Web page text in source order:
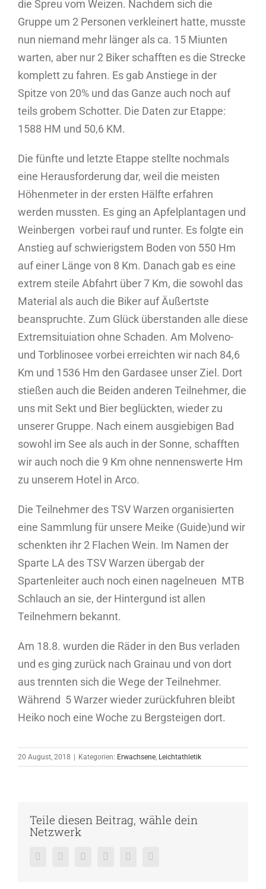
die Spreu vom Weizen. Nachdem sich die
Gruppe um 2 Personen verkleinert hatte, musste
nun niemand mehr länger als ca. 15 Miunten
warten, aber nur 2 Biker schafften es die Strecke
komplett zu fahren. Es gab Anstiege in der
Spitze von 20% und das Ganze auch noch auf
teils grobem Schotter. Die Daten zur Etappe:
1588 HM und 50,6 KM.
Die fünfte und letzte Etappe stellte nochmals
eine Herausforderung dar, weil die meisten
Höhenmeter in der ersten Hälfte erfahren
werden mussten. Es ging an Apfelplantagen und
Weinbergen vorbei rauf und runter. Es folgte ein
Anstieg auf schwierigstem Boden von 550 Hm
auf einer Länge von 8 Km. Danach gab es eine
extrem steile Abfahrt über 7 Km, die sowohl das
Material als auch die Biker auf Äußertste
beanspruchte. Zum Glück überstanden alle diese
Extremsituiation ohne Schaden. Am Molveno-
und Torblinosee vorbei erreichten wir nach 84,6
Km und 1536 Hm den Gardasee unser Ziel. Dort
stießen auch die Beiden anderen Teilnehmer, die
uns mit Sekt und Bier beglückten, wieder zu
unserer Gruppe. Nach einem ausgiebigen Bad
sowohl im See als auch in der Sonne, schafften
wir auch noch die 9 Km ohne nennenswerte Hm
zu unserem Hotel in Arco.
Die Teilnehmer des TSV Warzen organisierten
eine Sammlung für unsere Meike (Guide)und wir
schenkten ihr 2 Flachen Wein. Im Namen der
Sparte LA des TSV Warzen übergab der
Spartenleiter auch noch einen nagelneuen MTB
Schlauch an sie, der Hintergund ist allen
Teilnehmern bekannt.
Am 18.8. wurden die Räder in den Bus verladen
und es ging zurück nach Grainau und von dort
aus trennten sich die Wege der Teilnehmer.
Während 5 Warzer wieder zurückfuhren bleibt
Heiko noch eine Woche zu Bergsteigen dort.
20 August, 2018 | Kategorien: Erwachsene Leichtathletik
Teile diesen Beitrag, wähle dein
Netzwerk
FacebookTwitter Reddit LinkedInPinterest